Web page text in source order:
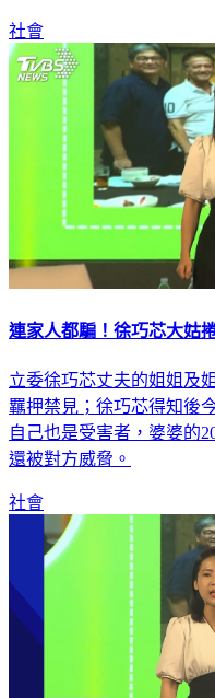
社會
連家人都騙！徐巧芯大姑
立委徐巧芯丈夫的姐姐及
羈押禁見；徐巧芯得知後
自己也是受害者，婆婆的
還被對方威脅。
社會